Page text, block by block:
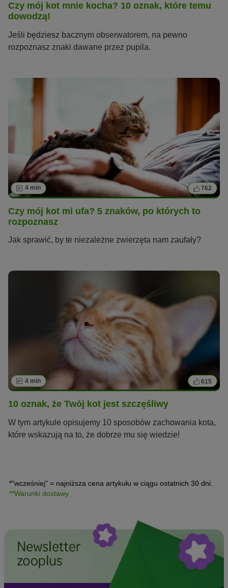
Czy mój kot mnie kocha? 10 oznak, które temu
dowodzą!
Jeśli będziesz bacznym obserwatorem, na pewno
rozpoznasz znaki dawane przez pupila.
4 min 762
Czy mój kot mi ufa? 5 znaków, po których to
rozpoznasz
Jak sprawić, by te niezależne zwierzęta nam zaufały?
4 min 615
10 oznak, że Twój kot jest szczęśliwy
W tym artykule opisujemy 10 sposobów zachowania kota,
które wskazują na to, że dobrze mu się wiedzie!
*"wcześniej" = najniższa cena artykułu w ciągu ostatnich 30 dni.
**Warunki dostawy